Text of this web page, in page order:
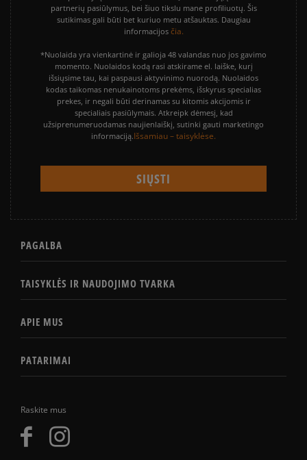
Raskite mus
partnerių pasiūlymus, bei šiuo tikslu mane profiliuotų. Šis
sutikimas gali būti bet kuriuo metu atšauktas. Daugiau
informacijos čia.
*Nuolaida yra vienkartinė ir galioja 48 valandas nuo jos gavimo
momento. Nuolaidos kodą rasi atskirame el. laiške, kurį
išsiųsime tau, kai paspausi aktyvinimo nuorodą. Nuolaidos
kodas taikomas nenukainotoms prekėms, išskyrus specialias
prekes, ir negali būti derinamas su kitomis akcijomis ir
specialiais pasiūlymais. Atkreipk dėmesį, kad
užsiprenumeruodamas naujienlaiškį, sutinki gauti marketingo
informaciją.Išsamiau – taisyklėse.
PAGALBA
TAISYKLĖS IR NAUDOJIMO TVARKA
APIE MUS
PATARIMAI